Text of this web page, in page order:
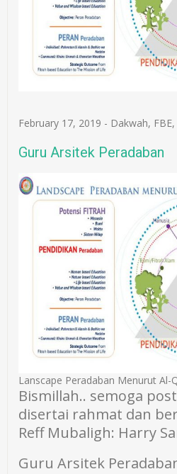
February 17, 2019 - Dakwah, FBE,
Guru Arsitek Peradaban
Lanscape Peradaban Menurut Al-
Bismillah.. semoga
disertai rahmat dan
Reff Mubaligh: Harry
Guru Arsitek